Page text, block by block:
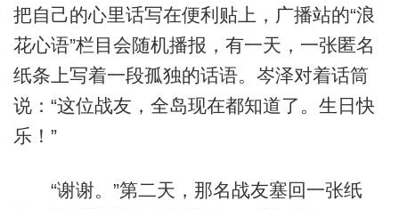
把自己的心里话写在便利贴上，广播站的“浪
花心语”栏目会随机播报，有一天，一张匿名
纸条上写着一段孤独的话语。岑泽对着话筒
说：“这位战友，全岛现在都知道了。生日快
乐！”
“谢谢。”第二天，那名战友塞回一张纸